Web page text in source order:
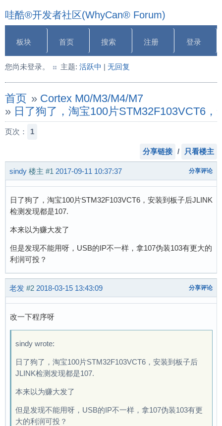
哇酷®开发者社区(WhyCan® Forum)
板块 首页 搜索 注册 登录
您尚未登录。 主题: 活跃中 | 无回复
首页 » Cortex M0/M3/M4/M7
» 日了狗了，淘宝100片STM32F103VCT6
页次： 1
分享链接 / 只看楼主
sindy 楼主 #1 2017-09-11 10:37:37 分享评论
日了狗了，淘宝100片STM32F103VCT6，安装到板子后JLINK
检测发现都是107.
本来以为赚大发了
但是发现不能用呀，USB的IP不一样，拿107伪装103有更大的
利润可投？
老发 #2 2018-03-15 13:43:09 分享评论
改一下程序呀
sindy wrote:
日了狗了，淘宝100片STM32F103VCT6，安装到板子后
JLINK检测发现都是107.
本来以为赚大发了
但是发现不能用呀，USB的IP不一样，拿107伪装103有更
大的利润可投？